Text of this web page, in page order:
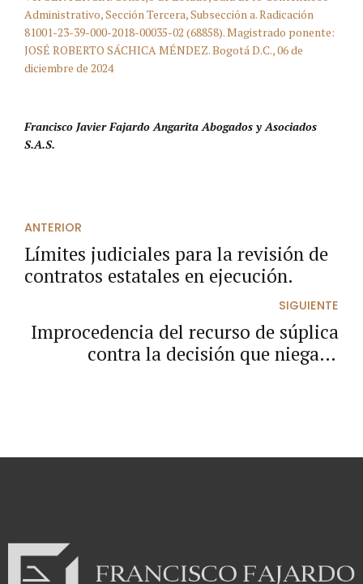
Administrativo, Sección Tercera, Subsección a. Radicación
81001-23-39-000-2018-00035-02 (68858). Magistrado ponente:
JOSÉ ROBERTO SÁCHICA MÉNDEZ. Bogotá D.C., 06 de
diciembre de 2024
Francisco Javier Fajardo Angarita Abogados y Asociados
S.A.S.
ANTERIOR
Límites judiciales para la revisión de
contratos estatales en ejecución.
SIGUIENTE
Improcedencia del recurso de súplica
contra la decisión que niega el